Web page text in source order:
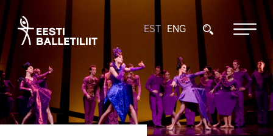
EST ENG